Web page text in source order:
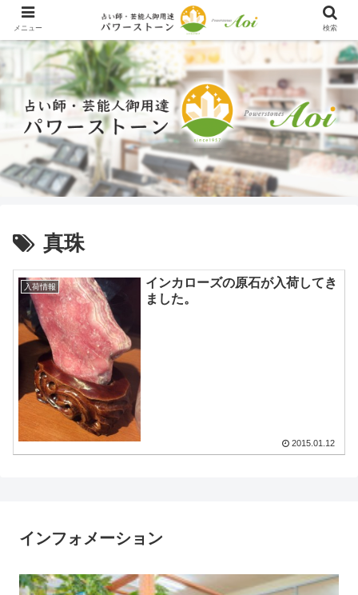
真珠
入荷情報
インカローズの原石が入荷してき
ました。
2015.01.12
インフォメーション
メニュー 検索